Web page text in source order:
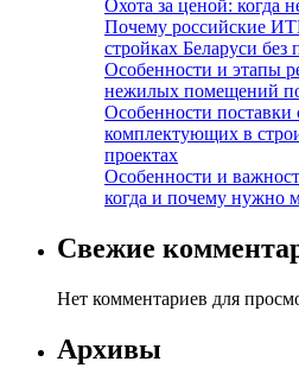
Охота за ценой: когда
Почему российские
стройках Беларуси без
Особенности и этапы
нежилых помещений
Особенности поставки
комплектующих в
проектах
Особенности и
когда и почему нужно
Свежие
Нет комментариев для
Архивы